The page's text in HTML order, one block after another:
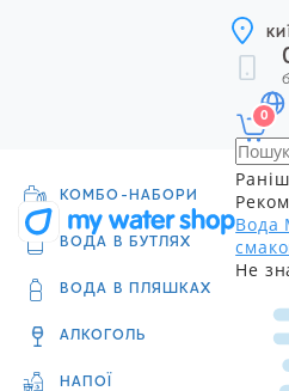
0
Вода
Не
КОМБО-НАБОРИ
ВОДА В БУТЛЯХ
ВОДА В ПЛЯШКАХ
АЛКОГОЛЬ
НАПОЇ